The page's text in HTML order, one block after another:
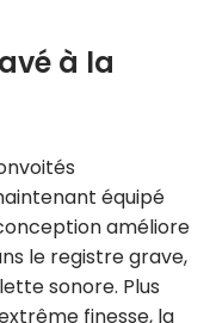
à la
équipé
améliore
le registre grave,
sonore. Plus
finesse, la